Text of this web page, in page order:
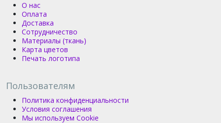
О нас
Оплата
Доставка
Сотрудничество
Материалы (ткань)
Карта цветов
Печать логотипа
Пользователям
Политика конфиденциальности
Условия соглашения
Мы используем Cookie